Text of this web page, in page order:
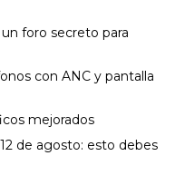
foro secreto para
con ANC y pantalla
mejorados
de agosto: esto debes